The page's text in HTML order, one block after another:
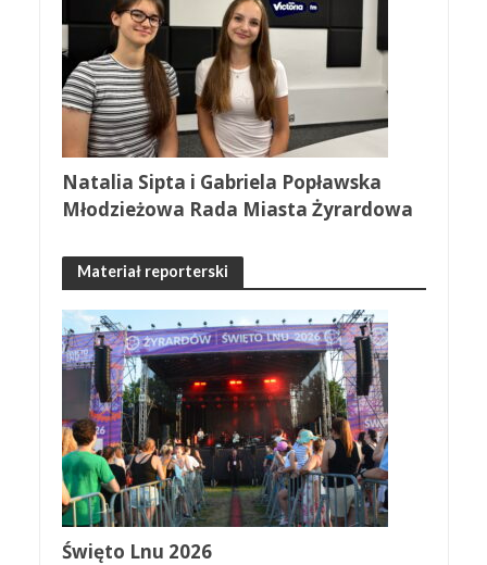
Natalia Sipta i Gabriela Popławska
Młodzieżowa Rada Miasta Żyrardowa
Materiał reporterski
Święto Lnu 2026